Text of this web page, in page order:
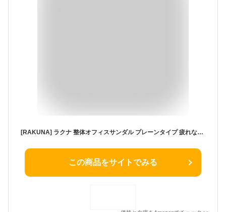
[RAKUNA] ラクナ 整体オフィスサンダル プレーンタイプ 疲れない 仕事 通勤 歩きやすい 姿勢 (ブラック, 日本の靴のサイズ寸法, 大人, アルファベット, L)
この商品をサイトでみる